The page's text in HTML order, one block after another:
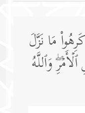
مَا نَزَّلَ
وَٱللَّهُ